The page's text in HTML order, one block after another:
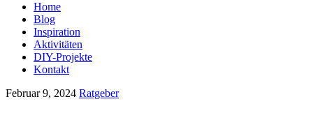
Home
Blog
Inspiration
Aktivitäten
DIY-Projekte
Kontakt
Februar 9, 2024 Ratgeber